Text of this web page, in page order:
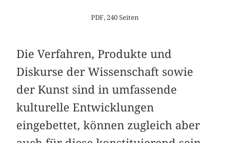
PDF, 240 Seiten
Die Verfahren, Produkte und
Diskurse der Wissenschaft sowie
der Kunst sind in umfassende
kulturelle Entwicklungen
eingebettet, können zugleich aber